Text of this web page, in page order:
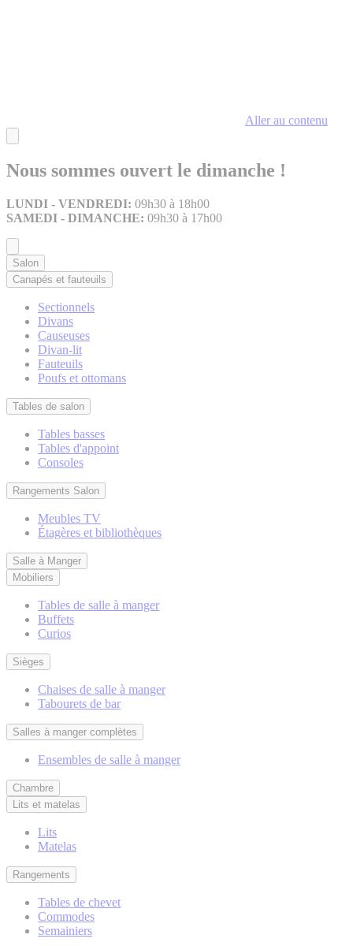
Aller au contenu
Nous sommes ouvert le dimanche !
LUNDI - VENDREDI: 09h30 à 18h00
SAMEDI - DIMANCHE: 09h30 à 17h00
Salon
Canapés et fauteuils
Sectionnels
Divans
Causeuses
Divan-lit
Fauteuils
Poufs et ottomans
Tables de salon
Tables basses
Tables d'appoint
Consoles
Rangements Salon
Meubles TV
Étagères et bibliothèques
Salle à Manger
Mobiliers
Tables de salle à manger
Buffets
Curios
Sièges
Chaises de salle à manger
Tabourets de bar
Salles à manger complètes
Ensembles de salle à manger
Chambre
Lits et matelas
Lits
Matelas
Rangements
Tables de chevet
Commodes
Semainiers